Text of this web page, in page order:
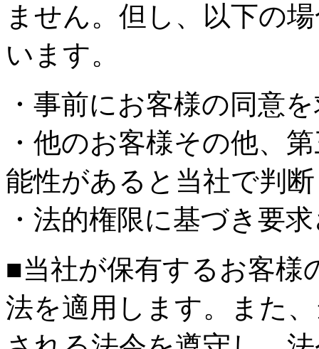
ません。但し、以下の
います。
・事前にお客様の同意
・他のお客様その他、
能性があると当社で判
・法的権限に基づき要
■当社が保有するお客様
法を適用します。また